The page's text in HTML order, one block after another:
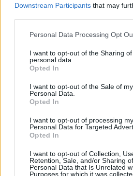
Downstream Participants that may
Personal Data Processing Opt
I want to opt-out of the Sharing
personal data.
Opted In
I want to opt-out of the Sale of my
Personal Data.
Opted In
I want to opt-out of processing my
Personal Data for Targeted
Opted In
I want to opt-out of Collection,
Retention, Sale, and/or Sharing
Personal Data that Is Unrelated
Purposes for which it was
bővülést mutatott. Ezek
inkább felfutó szlovák
A szlovák gazdaság a legfrissebb
nőtt a tavalyi negyedik negyedévben
negyedévben még 6.2%-os volt a
tegnap előrejelzése szerint idén 6.1,
gyorsulhat északi szomszédunk
KEDVES OLVASÓNK!
A keresett cikk a portfolio.hu
tartozik, melynek olvasása